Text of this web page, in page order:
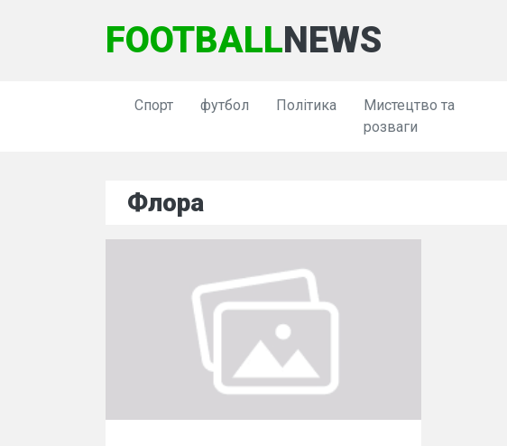
FOOTBALLNEWS
Спорт футбол Політика
Мистецтво та
розваги
Флора